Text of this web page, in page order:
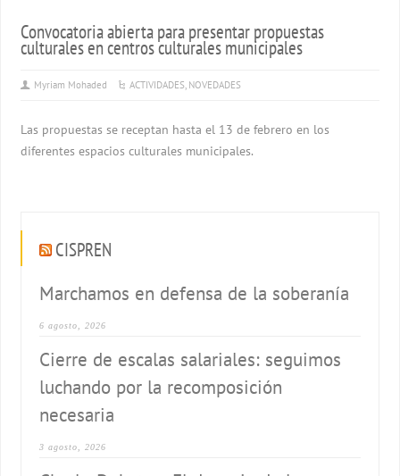
Convocatoria abierta para presentar propuestas
culturales en centros culturales municipales
Myriam Mohaded ACTIVIDADES, NOVEDADES
Las propuestas se receptan hasta el 13 de febrero en los
diferentes espacios culturales municipales.
CISPREN
Marchamos en defensa de la soberanía
6 agosto, 2026
Cierre de escalas salariales: seguimos
luchando por la recomposición
necesaria
3 agosto, 2026